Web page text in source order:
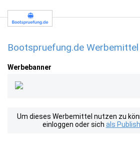
Bootspruefung.de
Werbebanner
Um dieses Werbemittel nutzen zu
einloggen oder sich als